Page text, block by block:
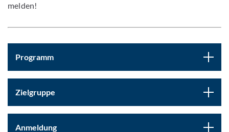
melden!
Programm
Zielgruppe
Anmeldung